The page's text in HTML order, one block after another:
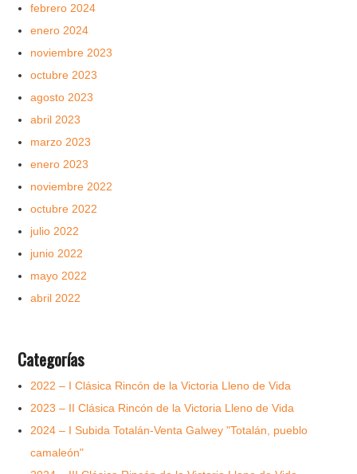
febrero 2024
enero 2024
noviembre 2023
octubre 2023
agosto 2023
abril 2023
marzo 2023
enero 2023
noviembre 2022
octubre 2022
julio 2022
junio 2022
mayo 2022
abril 2022
Categorías
2022 – I Clásica Rincón de la Victoria Lleno de Vida
2023 – II Clásica Rincón de la Victoria Lleno de Vida
2024 – I Subida Totalán-Venta Galwey "Totalán, pueblo
camaleón"